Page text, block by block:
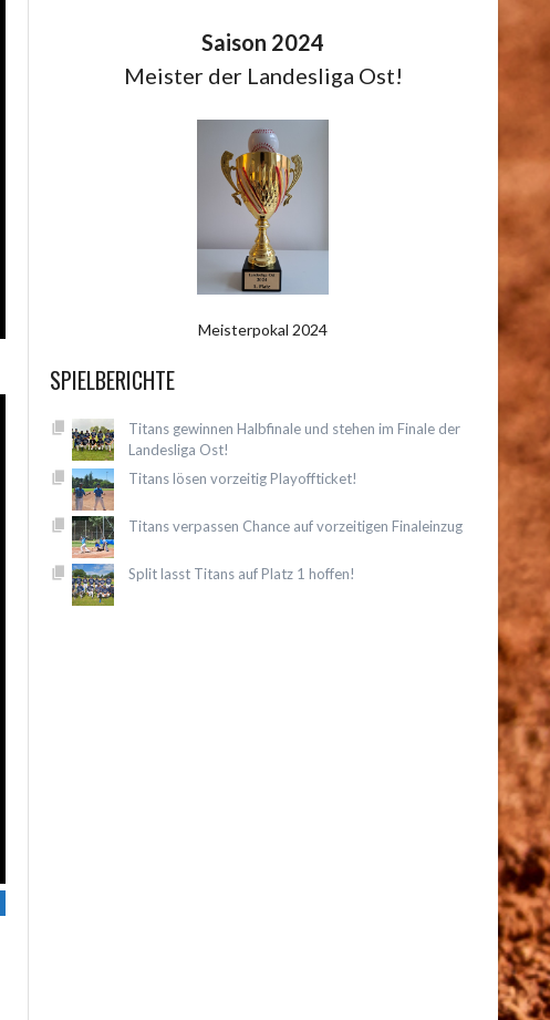
Saison 2024
Meister der Landesliga Ost!
Meisterpokal 2024
SPIELBERICHTE
Titans gewinnen Halbfinale und stehen im Finale der
Landesliga Ost!
Titans lösen vorzeitig Playoffticket!
Titans verpassen Chance auf vorzeitigen Finaleinzug
Split lasst Titans auf Platz 1 hoffen!